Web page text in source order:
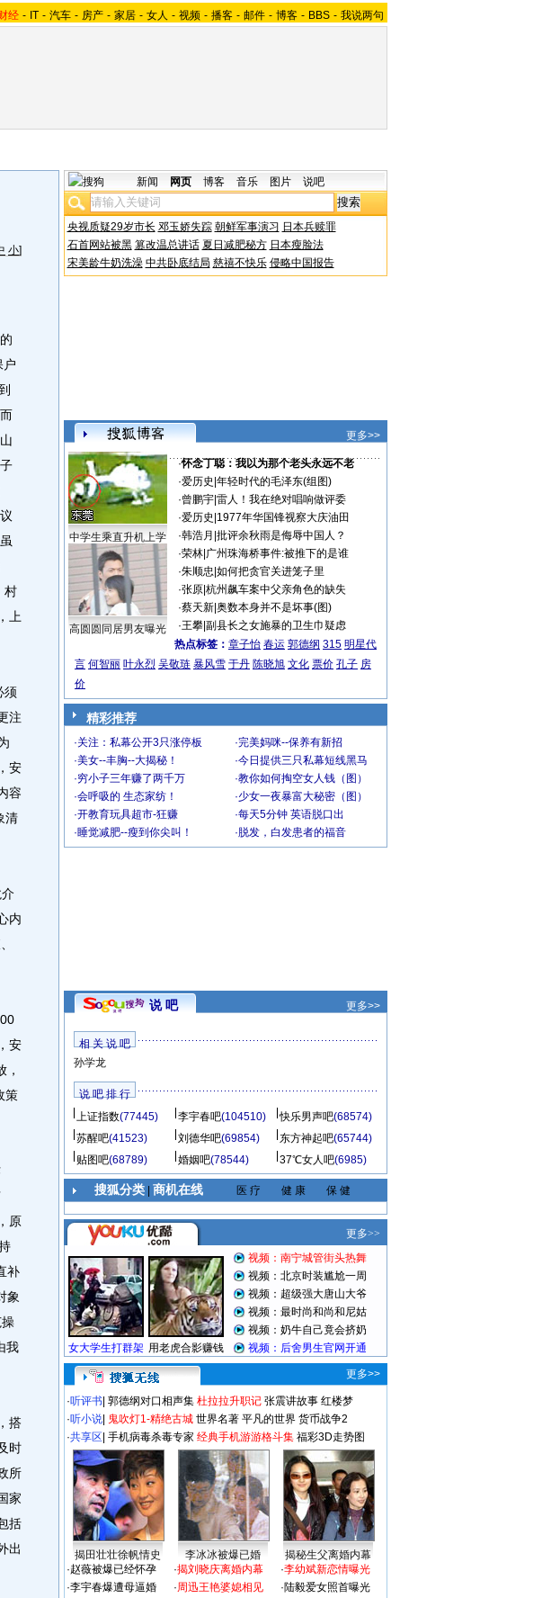
经 - IT - 汽车 - 房产 - 家居 - 女人 - 视频 - 播客 - 邮件 - 博客 - BBS - 我说两句
小]
户
而
村
上
须
注
安
容
清
内
安
策
原
补
象
我
搭
时
所
家
括
出
新闻 网页 博客 音乐 图片 说吧
央视质疑29岁市长 邓玉娇失踪 朝鲜军事演习 日本兵赎罪
石首网站被黑 篡改温总讲话 夏日减肥秘方 日本瘦脸法
宋美龄牛奶洗澡 中共卧底结局 慈禧不快乐 侵略中国报告
更多>>
中学生乘直升机上学
高圆圆同居男友曝光
·怀念丁聪：我以为那个老头永远不老
·爱历史 年轻时代的毛泽东(组图)
·曾鹏宇| 雷人！我在绝对唱响做评委
·爱历史 1977年华国锋视察大庆油田
·韩浩月 批评余秋雨是侮辱中国人？
·荣林| 广州珠海桥事件:被推下的是谁
·朱顺忠 如何把贪官关进笼子里
·张原| 杭州飙车案中父亲角色的缺失
·蔡天新| 奥数本身并不是坏事(图)
·王攀| 副县长之女施暴的卫生巾疑虑
热点标签： 章子怡 春运 郭德纲 315 明星代
言 何智丽 叶永烈 吴敬琏 暴风雪 于丹 陈晓旭 文化 票价 孔子 房
价
精彩推荐
·关注：私幕公开3只涨停板 ·完美妈咪--保养有新招
·美女--丰胸--大揭秘！ ·今日提供三只私幕短线黑马
·穷小子三年赚了两千万 ·教你如何掏空女人钱（图）
·会呼吸的 生态家纺！ ·少女一夜暴富大秘密（图）
·开教育玩具超市-狂赚 ·每天5分钟 英语脱口出
·睡觉减肥--瘦到你尖叫！ · 脱发，白发患者的福音
说 吧 更多>>
相 关 说 吧
孙学龙
说 吧 排 行
上证指数(77445) 李宇春吧(104510) 快乐男声吧(68574)
苏醒吧(41523) 刘德华吧(69854) 东方神起吧(65744)
贴图吧(68789) 婚姻吧(78544) 37℃女人吧(6985)
搜狐分类| 商机在线 医 疗 健 康 保 健
更多>>
·听评书 郭德纲对口相声集 杜拉拉升职记 张震讲故事 红楼梦
·听小说 鬼吹灯1-精绝古城 世界名著 平凡的世界 货币战争2
·共享区 手机病毒杀毒专家 经典手机游游格斗集 福彩3D走势图
揭田壮壮徐帆情史 李冰冰被爆已婚
揭秘生父离婚内幕
·赵薇被爆已经怀孕
·李宇春爆遭母逼婚
·揭刘晓庆离婚内幕
·周迅王艳婆媳相见
·李幼斌新恋情曝光
·陆毅爱女照首曝光